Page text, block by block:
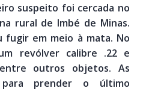
suspeito foi cercada no
rural de Imbé de Minas.
fugir em meio à mata. No
revólver calibre .22 e
outros objetos. As
para prender o último